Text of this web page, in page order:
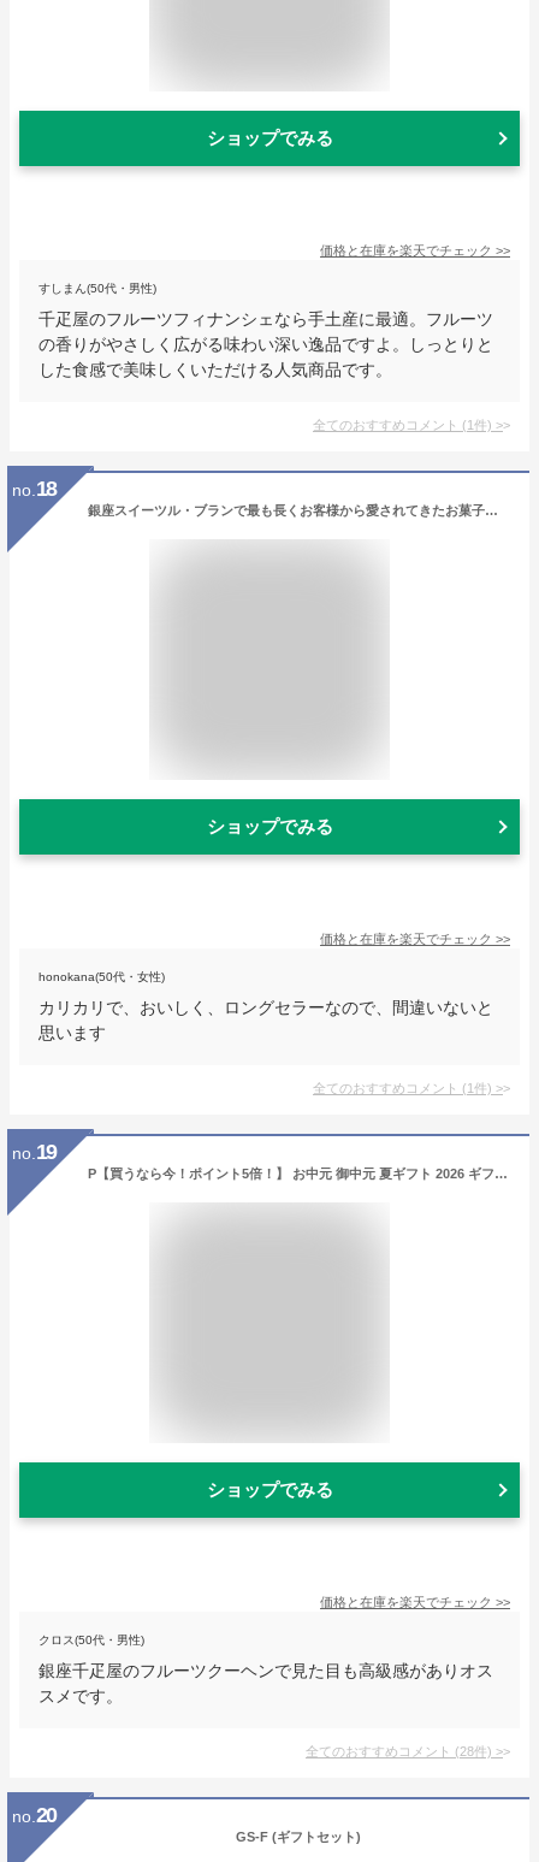
ショップでみる
価格と在庫を楽天でチェック >>
すしまん(50代・男性)
千疋屋のフルーツフィナンシェなら手土産に最適。フルーツ
の香りがやさしく広がる味わい深い逸品ですよ。しっとりと
した食感で美味しくいただける人気商品です。
全てのおすすめコメント (1件) >
no. 18
銀座スイーツル・ブランで最も長くお客様から愛されてきたお菓子『フロランティー』16個入り【内祝い】
ショップでみる
価格と在庫を楽天でチェック >>
honokana(50代・女性)
カリカリで、おいしく、ロングセラーなので、間違いないと
思います
全てのおすすめコメント (1件) >
no. 19
P【買うなら今！ポイント5倍！】 お中元 御中元 夏ギフト 2026 ギフト プレゼント スイーツ お菓子 実用的 送料無料 誕生日プレゼント 御菓子 食べ物 銀座千疋屋 銀座フルーツクーヘンB 16個入り PGS-164 内祝い セール
ショップでみる
価格と在庫を楽天でチェック >>
クロス(50代・男性)
銀座千疋屋のフルーツクーヘンで見た目も高級感がありオス
スメです。
全てのおすすめコメント (28件) >
no. 20
GS-F (ギフトセット)